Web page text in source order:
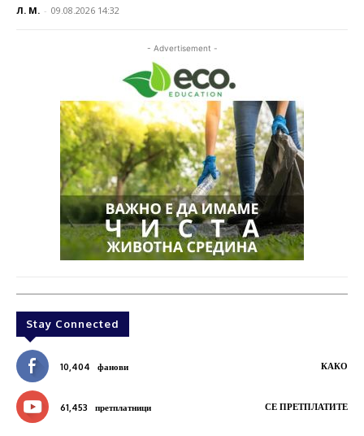
Л. М. - 09.08.2026 14:32
- Advertisement -
Stay Connected
10,404 фанови КАКО
61,453 претплатници СЕ ПРЕТПЛАТИТЕ